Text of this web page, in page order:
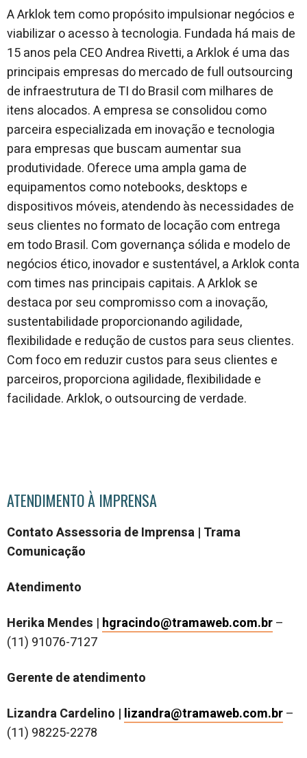
A Arklok tem como propósito impulsionar negócios e
viabilizar o acesso à tecnologia. Fundada há mais de
15 anos pela CEO Andrea Rivetti, a Arklok é uma das
principais empresas do mercado de full outsourcing
de infraestrutura de TI do Brasil com milhares de
itens alocados. A empresa se consolidou como
parceira especializada em inovação e tecnologia
para empresas que buscam aumentar sua
produtividade. Oferece uma ampla gama de
equipamentos como notebooks, desktops e
dispositivos móveis, atendendo às necessidades de
seus clientes no formato de locação com entrega
em todo Brasil. Com governança sólida e modelo de
negócios ético, inovador e sustentável, a Arklok conta
com times nas principais capitais. A Arklok se
destaca por seu compromisso com a inovação,
sustentabilidade proporcionando agilidade,
flexibilidade e redução de custos para seus clientes.
Com foco em reduzir custos para seus clientes e
parceiros, proporciona agilidade, flexibilidade e
facilidade. Arklok, o outsourcing de verdade.
ATENDIMENTO À IMPRENSA
Contato Assessoria de Imprensa | Trama
Comunicação
Atendimento
Herika Mendes | hgracindo@tramaweb.com.br–
(11) 91076-7127
Gerente de atendimento
Lizandra Cardelino | lizandra@tramaweb.com.br–
(11) 98225-2278